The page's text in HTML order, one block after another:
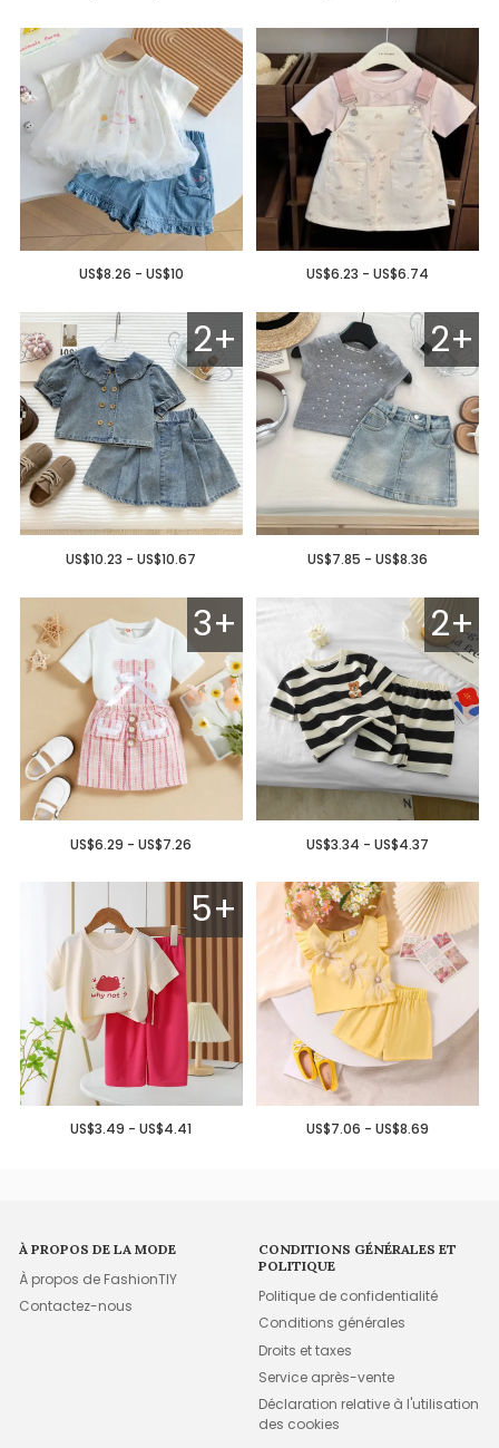
US$8.26 - US$10 US$6.23 - US$6.74
2+
US$10.23 - US$10.67
2+
US$7.85 - US$8.36
3+
US$6.29 - US$7.26
2+
US$3.34 - US$4.37
5+
US$3.49 - US$4.41 US$7.06 - US$8.69
À PROPOS DE LA MODE
À propos de FashionTIY
Contactez-nous
CONDITIONS GÉNÉRALES ET
POLITIQUE
Politique de confidentialité
Conditions générales
Droits et taxes
Service après-vente
Déclaration relative à l'utilisation
des cookies